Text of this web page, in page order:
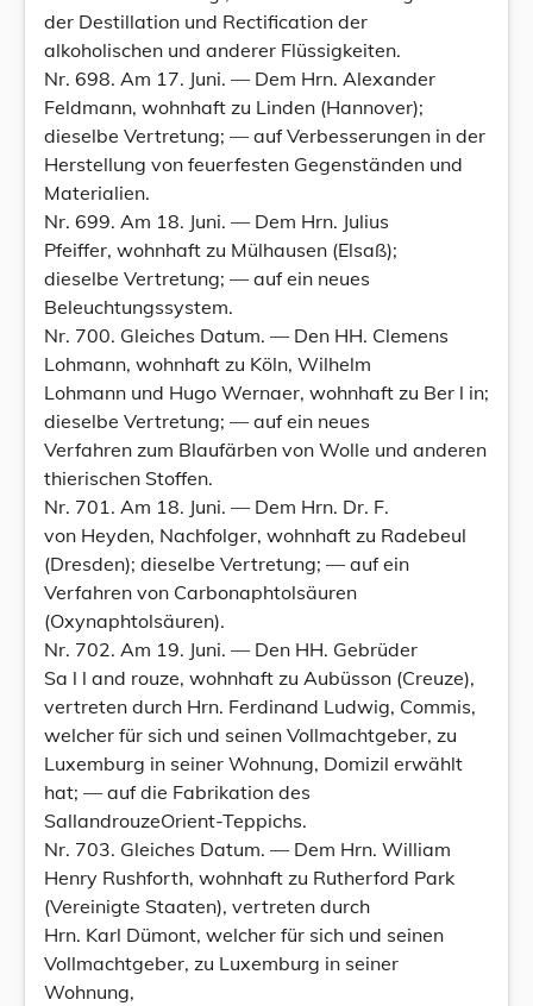
der Destillation und Rectification der
alkoholischen und anderer Flüssigkeiten.
Nr. 698. Am 17. Juni. — Dem Hrn. Alexander
Feldmann, wohnhaft zu Linden (Hannover);
dieselbe Vertretung; — auf Verbesserungen in der
Herstellung von feuerfesten Gegenständen und
Materialien.
Nr. 699. Am 18. Juni. — Dem Hrn. Julius
Pfeiffer, wohnhaft zu Mülhausen (Elsaß);
dieselbe Vertretung; — auf ein neues
Beleuchtungssystem.
Nr. 700. Gleiches Datum. — Den HH. Clemens
Lohmann, wohnhaft zu Köln, Wilhelm
Lohmann und Hugo Wernaer, wohnhaft zu Ber l in;
dieselbe Vertretung; — auf ein neues
Verfahren zum Blaufärben von Wolle und anderen
thierischen Stoffen.
Nr. 701. Am 18. Juni. — Dem Hrn. Dr. F.
von Heyden, Nachfolger, wohnhaft zu Radebeul
(Dresden); dieselbe Vertretung; — auf ein
Verfahren von Carbonaphtolsäuren
(Oxynaphtolsäuren).
Nr. 702. Am 19. Juni. — Den HH. Gebrüder
Sa l l and rouze, wohnhaft zu Aubüsson (Creuze),
vertreten durch Hrn. Ferdinand Ludwig, Commis,
welcher für sich und seinen Vollmachtgeber, zu
Luxemburg in seiner Wohnung, Domizil erwählt
hat; — auf die Fabrikation des
SallandrouzeOrient-Teppichs.
Nr. 703. Gleiches Datum. — Dem Hrn. William
Henry Rushforth, wohnhaft zu Rutherford Park
(Vereinigte Staaten), vertreten durch
Hrn. Karl Dümont, welcher für sich und seinen
Vollmachtgeber, zu Luxemburg in seiner
Wohnung,